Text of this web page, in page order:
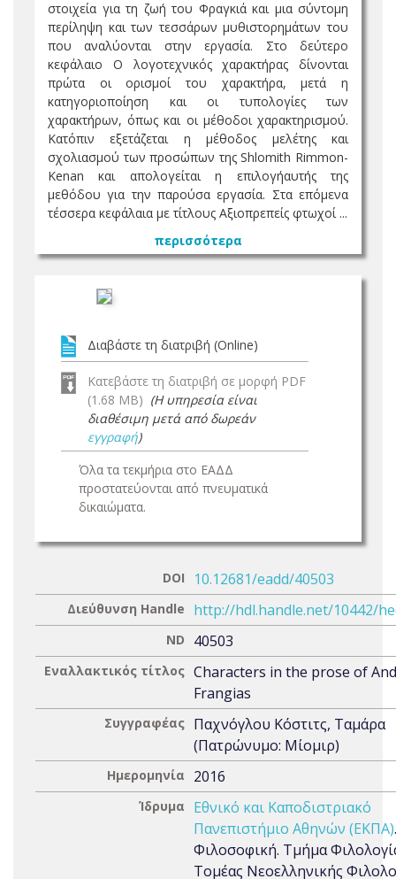
στοιχεία για τη ζωή του Φραγκιά και μια σύντομη
περίληψη και των τεσσάρων μυθιστορημάτων του
που αναλύονται στην εργασία. Στο δεύτερο
κεφάλαιο Ο λογοτεχνικός χαρακτήρας δίνονται
πρώτα οι ορισμοί του χαρακτήρα, μετά η
κατηγοριοποίηση και οι τυπολογίες των
χαρακτήρων, όπως και οι μέθοδοι χαρακτηρισμού.
Κατόπιν εξετάζεται η μέθοδος μελέτης και
σχολιασμού των προσώπων της Shlomith Rimmon-
Kenan και απολογείται η επιλογήαυτής της
μεθόδου για την παρούσα εργασία. Στα επόμενα
τέσσερα κεφάλαια με τίτλους Αξιοπρεπείς φτωχοί ...
περισσότερα
Διαβάστε τη διατριβή (Online)
Κατεβάστε τη διατριβή σε μορφή PDF
(1.68 MB) (Η υπηρεσία είναι
διαθέσιμη μετά από δωρεάν
εγγραφή)
Όλα τα τεκμήρια στο ΕΑΔΔ
προστατεύονται από πνευματικά
δικαιώματα.
DOI 10.12681/eadd/40503
Διεύθυνση Handle http://hdl.handle.net/10442/
ND 40503
Εναλλακτικός τίτλος Characters in the prose of
Frangias
Συγγραφέας Παχνόγλου Κόστιτς, Ταμάρα
(Πατρώνυμο: Μίομιρ)
Ημερομηνία 2016
Ίδρυμα
Εθνικό και Καποδιστριακό
Πανεπιστήμιο Αθηνών (ΕΚΠΑ)
Φιλοσοφική. Τμήμα
Τομέας Νεοελληνικής